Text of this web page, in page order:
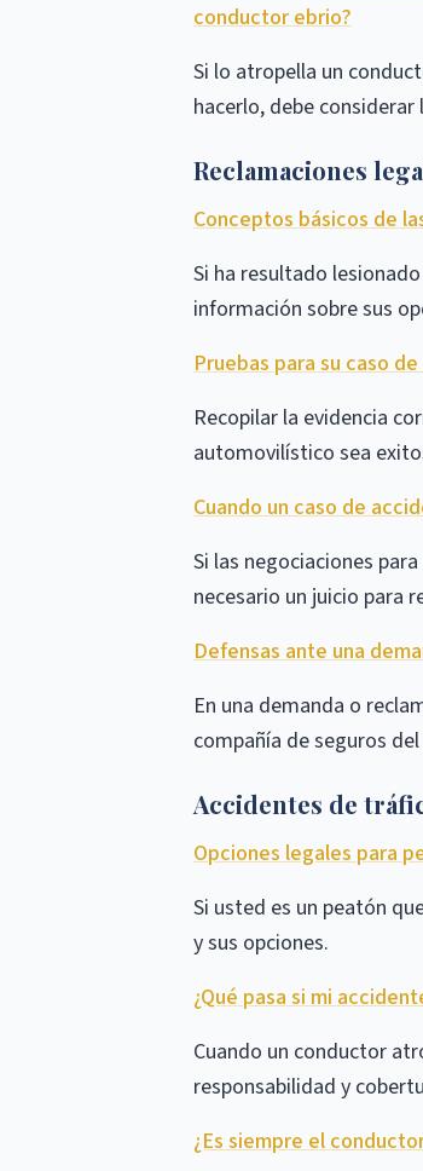
conductor ebrio?
Si lo atropella un
hacerlo, debe
Reclamaciones
Conceptos básicos de
Si ha resultado
información sobre sus
Pruebas para su caso
Recopilar la evidencia
automovilístico sea
Cuando un caso de
Si las negociaciones
necesario un juicio para
Defensas ante una
En una demanda o
compañía de seguros
Accidentes de
Opciones legales para
Si usted es un peatón
y sus opciones.
¿Qué pasa si mi
Cuando un conductor
responsabilidad y
¿Es siempre el